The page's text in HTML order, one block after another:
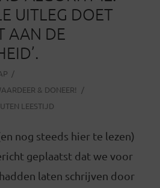
UITLEG DOET
AAN DE
& DONEER!
LEESTIJD
nog steeds hier te lezen)
geplaatst dat we voor
laten schrijven door